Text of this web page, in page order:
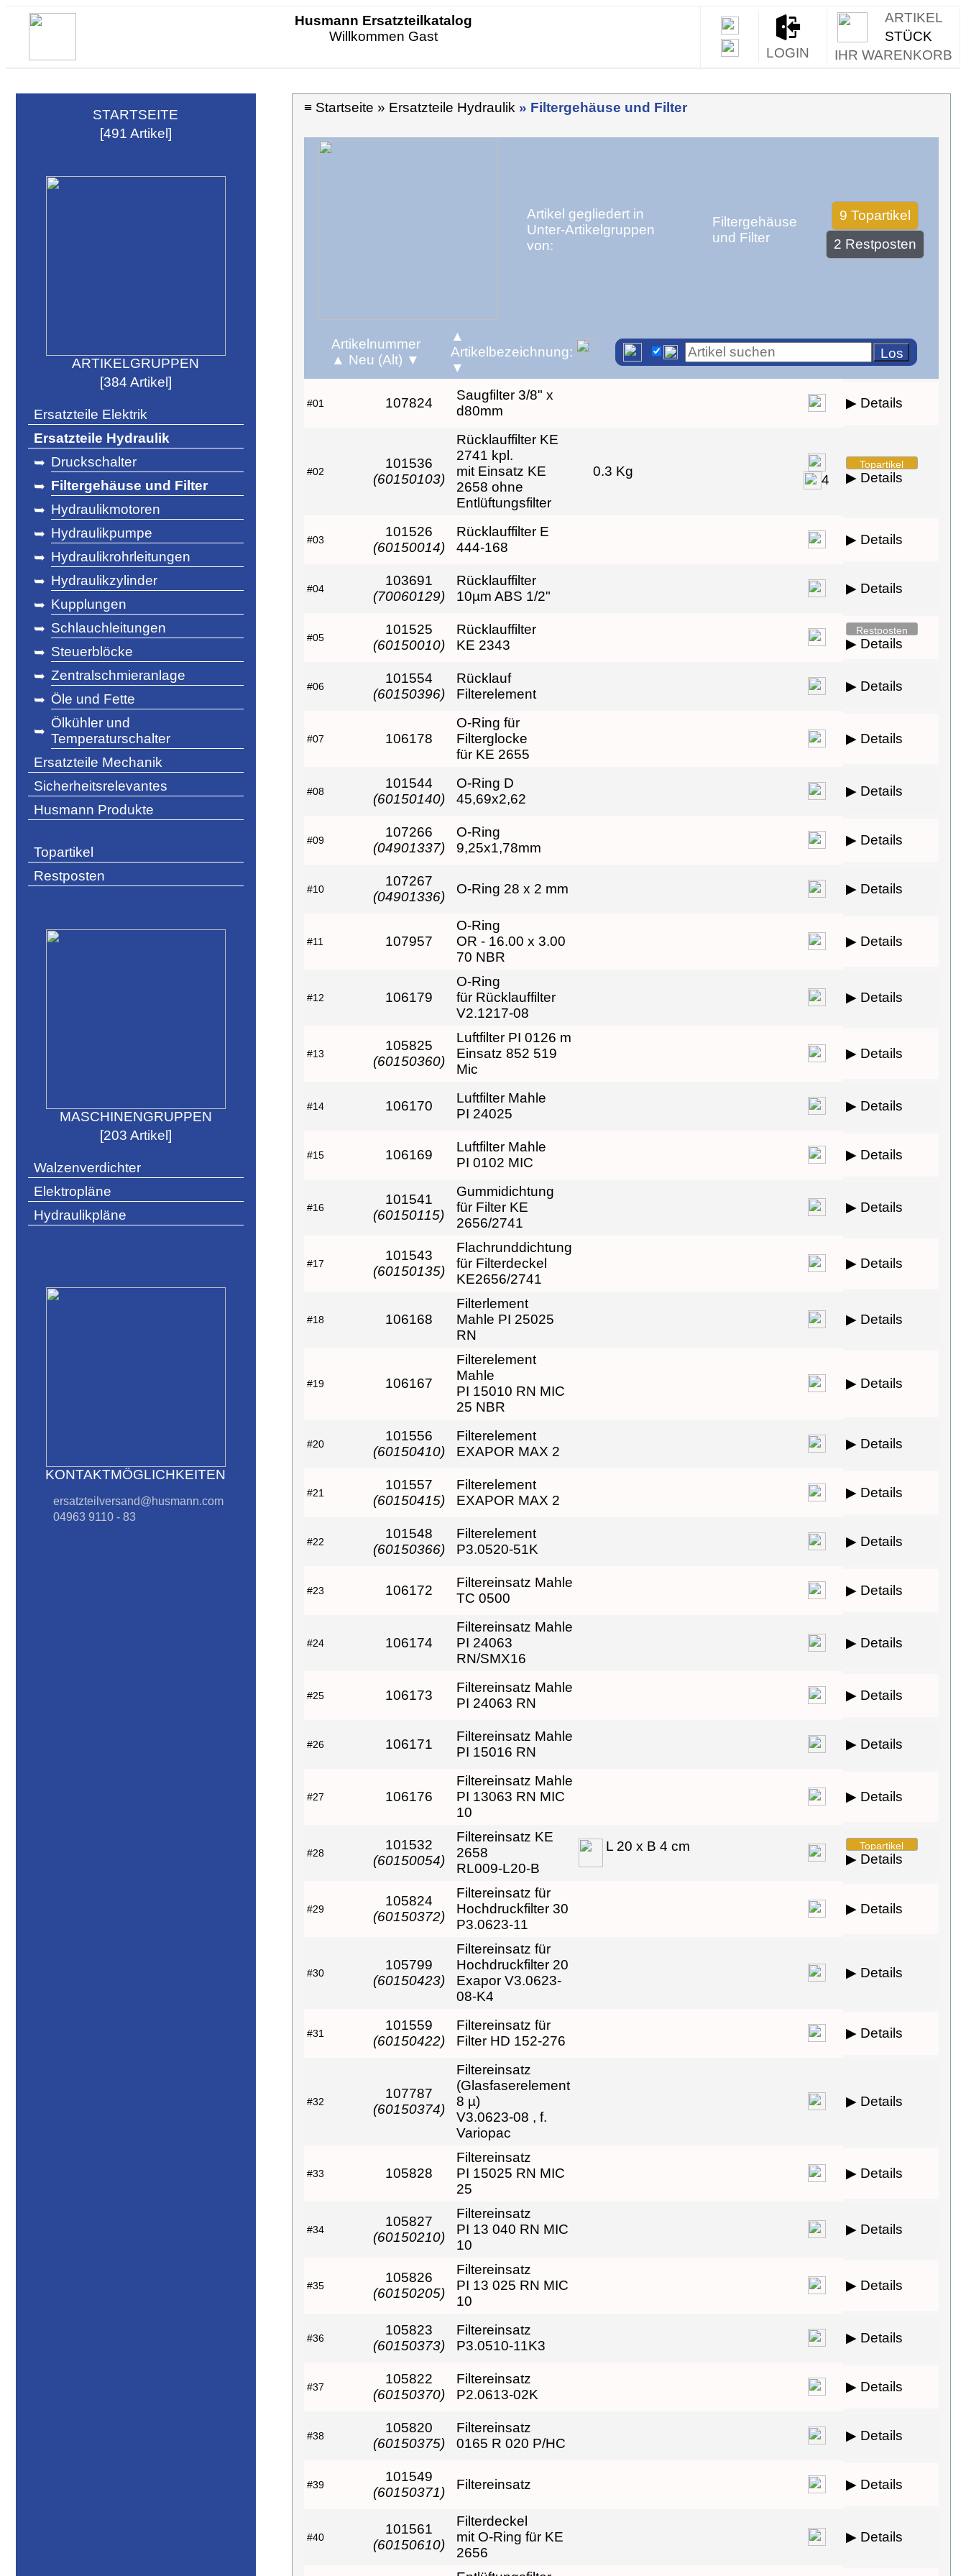
Husmann Ersatzteilkatalog
Willkommen Gast
LOGIN
ARTIKEL
STÜCK
IHR WARENKORB
STARTSEITE
[491 Artikel]
ARTIKELGRUPPEN
[384 Artikel]
Ersatzteile Elektrik
Ersatzteile Hydraulik
➥ Druckschalter
➥ Filtergehäuse und Filter
➥ Hydraulikmotoren
➥ Hydraulikpumpe
➥ Hydraulikrohrleitungen
➥ Hydraulikzylinder
➥ Kupplungen
➥ Schlauchleitungen
➥ Steuerblöcke
➥ Zentralschmieranlage
➥ Öle und Fette
➥
Ölkühler und
Temperaturschalter
Ersatzteile Mechanik
Sicherheitsrelevantes
Husmann Produkte
Topartikel
Restposten
MASCHINENGRUPPEN
[203 Artikel]
Walzenverdichter
Elektropläne
Hydraulikpläne
KONTAKTMÖGLICHKEITEN
ersatzteilversand@husmann.com
04963 9110 - 83
≡ Startseite » Ersatzteile Hydraulik » Filtergehäuse und Filter
Artikel gegliedert in
Unter-Artikelgruppen
von:
Filtergehäuse
und Filter
Artikelnummer
▲ Neu (Alt) ▼
▲
Artikelbezeichnung:
▼
#01 107824
Saugfilter 3/8" x
d80mm
▶ Details
#02
101536
(60150103)
Rücklauffilter KE
2741 kpl.
mit Einsatz KE
2658 ohne
Entlüftungsfilter
0.3 Kg
4 ▶ Details
#03
101526
(60150014)
Rücklauffilter E
444-168
▶ Details
#04
103691
(70060129)
Rücklauffilter
10µm ABS 1/2"
▶ Details
#05
101525
(60150010)
Rücklauffilter
KE 2343
▶ Details
#06
101554
(60150396)
Rücklauf
Filterelement
▶ Details
#07 106178
O-Ring für
Filterglocke
für KE 2655
▶ Details
#08
101544
(60150140)
O-Ring D
45,69x2,62
▶ Details
#09
107266
(04901337)
O-Ring
9,25x1,78mm
▶ Details
#10
107267
(04901336)
O-Ring 28 x 2 mm ▶ Details
#11 107957
O-Ring
OR - 16.00 x 3.00
70 NBR
▶ Details
#12 106179
O-Ring
für Rücklauffilter
V2.1217-08
▶ Details
#13
105825
(60150360)
Luftfilter PI 0126 m
Einsatz 852 519
Mic
▶ Details
#14 106170
Luftfilter Mahle
PI 24025
▶ Details
#15 106169
Luftfilter Mahle
PI 0102 MIC
▶ Details
#16
101541
(60150115)
Gummidichtung
für Filter KE
2656/2741
▶ Details
#17
101543
(60150135)
Flachrunddichtung
für Filterdeckel
KE2656/2741
▶ Details
#18 106168
Filterlement
Mahle PI 25025
RN
▶ Details
#19 106167
Filterelement
Mahle
PI 15010 RN MIC
25 NBR
▶ Details
#20
101556
(60150410)
Filterelement
EXAPOR MAX 2
▶ Details
#21
101557
(60150415)
Filterelement
EXAPOR MAX 2
▶ Details
#22
101548
(60150366)
Filterelement
P3.0520-51K
▶ Details
#23 106172
Filtereinsatz Mahle
TC 0500
▶ Details
#24 106174
Filtereinsatz Mahle
PI 24063
RN/SMX16
▶ Details
#25 106173
Filtereinsatz Mahle
PI 24063 RN
▶ Details
#26 106171
Filtereinsatz Mahle
PI 15016 RN
▶ Details
#27 106176
Filtereinsatz Mahle
PI 13063 RN MIC
10
▶ Details
#28
101532
(60150054)
Filtereinsatz KE
2658
RL009-L20-B
L 20 x B 4 cm
▶ Details
#29
105824
(60150372)
Filtereinsatz für
Hochdruckfilter 30
P3.0623-11
▶ Details
#30
105799
(60150423)
Filtereinsatz für
Hochdruckfilter 20
Exapor V3.0623-
08-K4
▶ Details
#31
101559
(60150422)
Filtereinsatz für
Filter HD 152-276
▶ Details
#32
107787
(60150374)
Filtereinsatz
(Glasfaserelement
8 µ)
V3.0623-08 , f.
Variopac
▶ Details
#33 105828
Filtereinsatz
PI 15025 RN MIC
25
▶ Details
#34
105827
(60150210)
Filtereinsatz
PI 13 040 RN MIC
10
▶ Details
#35
105826
(60150205)
Filtereinsatz
PI 13 025 RN MIC
10
▶ Details
#36
105823
(60150373)
Filtereinsatz
P3.0510-11K3
▶ Details
#37
105822
(60150370)
Filtereinsatz
P2.0613-02K
▶ Details
#38
105820
(60150375)
Filtereinsatz
0165 R 020 P/HC
▶ Details
#39
101549
(60150371)
Filtereinsatz ▶ Details
#40
101561
(60150610)
Filterdeckel
mit O-Ring für KE
2656
▶ Details